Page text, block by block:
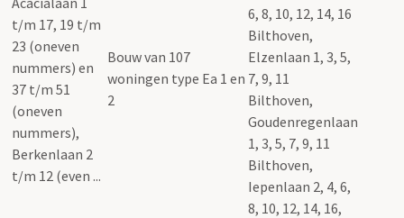
Bouw van 107
woningen type Ea 1 en
2
6, 8, 10, 12, 14, 16
Bilthoven,
Elzenlaan 1, 3, 5,
7, 9, 11
Bilthoven,
Goudenregenlaan
1, 3, 5, 7, 9, 11
Bilthoven,
Iepenlaan 2, 4, 6,
8, 10, 12, 14, 16,